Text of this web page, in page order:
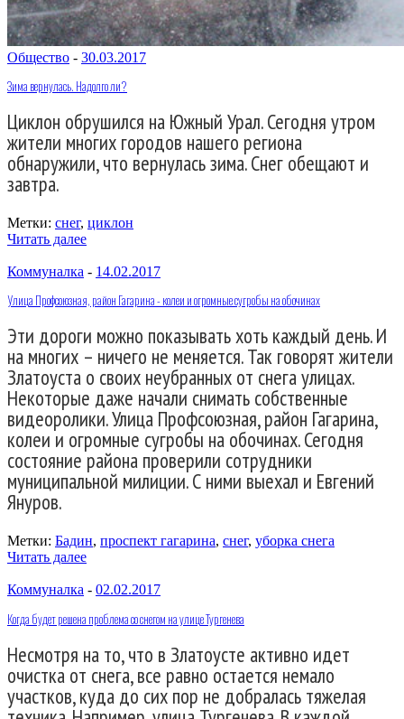
Общество - 30.03.2017
Зима вернулась. Надолго ли?
Циклон обрушился на Южный Урал. Сегодня утром
жители многих городов нашего региона
обнаружили, что вернулась зима. Снег обещают и
завтра.
Метки: снег, циклон
Читать далее
Коммуналка - 14.02.2017
Улица Профсоюзная, район Гагарина - колеи и огромные сугробы на обочинах
Эти дороги можно показывать хоть каждый день. И
на многих – ничего не меняется. Так говорят жители
Златоуста о своих неубранных от снега улицах.
Некоторые даже начали снимать собственные
видеоролики. Улица Профсоюзная, район Гагарина,
колеи и огромные сугробы на обочинах. Сегодня
состояние района проверили сотрудники
муниципальной милиции. С ними выехал и Евгений
Януров.
Метки: Бадин, проспект гагарина, снег, уборка снега
Читать далее
Коммуналка - 02.02.2017
Когда будет решена проблема со снегом на улице Тургенева
Несмотря на то, что в Златоусте активно идет
очистка от снега, все равно остается немало
участков, куда до сих пор не добралась тяжелая